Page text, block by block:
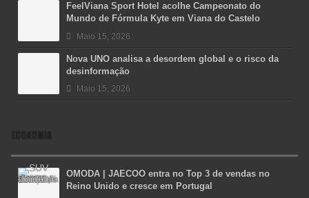
FeelViana Sport Hotel acolhe Campeonato do
Mundo de Fórmula Kyte em Viana do Castelo
Maio 15, 2026
Nova UNO analisa a desordem global e o risco da
desinformação
Maio 15, 2026
ECONOMIA
OMODA | JAECOO entra no Top 3 de vendas no
Reino Unido e cresce em Portugal